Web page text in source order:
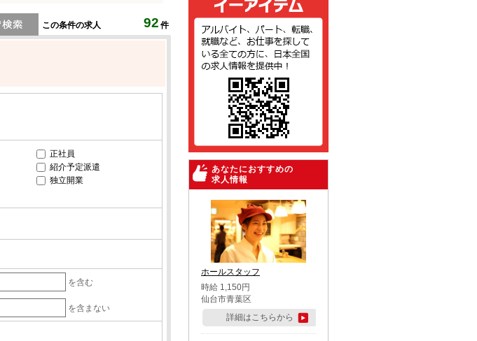
この条件の求人 92 件
正社員
紹介予定派遣
独立開業
を含む
を含まない
あなたにおすすめの
求人情報
ホールスタッフ
時給 1,150円
仙台市青葉区
詳細はこちらから